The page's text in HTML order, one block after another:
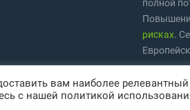
полной
рисках.
Торговые
защищены
вам наиболее
с нашей политикой